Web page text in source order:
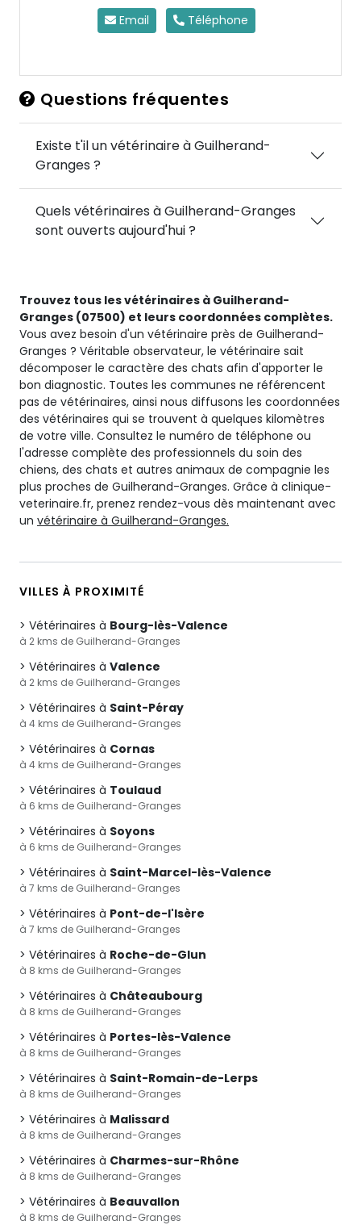
Email Téléphone
Questions fréquentes
Existe t'il un vétérinaire à Guilherand-
Granges ?
Quels vétérinaires à Guilherand-Granges
sont ouverts aujourd'hui ?
Trouvez tous les vétérinaires à Guilherand-
Granges (07500) et leurs coordonnées complètes.
Vous avez besoin d'un vétérinaire près de Guilherand-
Granges ? Véritable observateur, le vétérinaire sait
décomposer le caractère des chats afin d'apporter le
bon diagnostic. Toutes les communes ne référencent
pas de vétérinaires, ainsi nous diffusons les coordonnées
des vétérinaires qui se trouvent à quelques kilomètres
de votre ville. Consultez le numéro de téléphone ou
l'adresse complète des professionnels du soin des
chiens, des chats et autres animaux de compagnie les
plus proches de Guilherand-Granges. Grâce à clinique-
veterinaire.fr, prenez rendez-vous dès maintenant avec
un vétérinaire à Guilherand-Granges.
VILLES À PROXIMITÉ
Vétérinaires à Bourg-lès-Valence
à 2 kms de Guilherand-Granges
Vétérinaires à Valence
à 2 kms de Guilherand-Granges
Vétérinaires à Saint-Péray
à 4 kms de Guilherand-Granges
Vétérinaires à Cornas
à 4 kms de Guilherand-Granges
Vétérinaires à Toulaud
à 6 kms de Guilherand-Granges
Vétérinaires à Soyons
à 6 kms de Guilherand-Granges
Vétérinaires à Saint-Marcel-lès-Valence
à 7 kms de Guilherand-Granges
Vétérinaires à Pont-de-l'Isère
à 7 kms de Guilherand-Granges
Vétérinaires à Roche-de-Glun
à 8 kms de Guilherand-Granges
Vétérinaires à Châteaubourg
à 8 kms de Guilherand-Granges
Vétérinaires à Portes-lès-Valence
à 8 kms de Guilherand-Granges
Vétérinaires à Saint-Romain-de-Lerps
à 8 kms de Guilherand-Granges
Vétérinaires à Malissard
à 8 kms de Guilherand-Granges
Vétérinaires à Charmes-sur-Rhône
à 8 kms de Guilherand-Granges
Vétérinaires à Beauvallon
à 8 kms de Guilherand-Granges